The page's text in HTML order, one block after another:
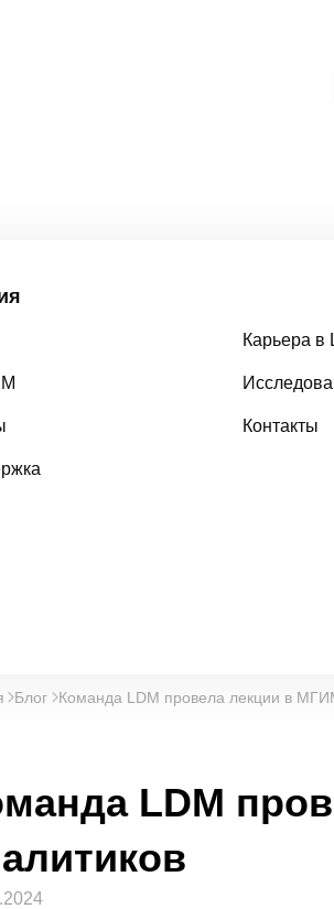
Контакты
Карьера в
Блог Команда LDM провела лекции в
LDM